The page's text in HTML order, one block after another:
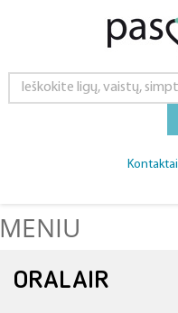
Kontaktai
MENIU
ORALAIR